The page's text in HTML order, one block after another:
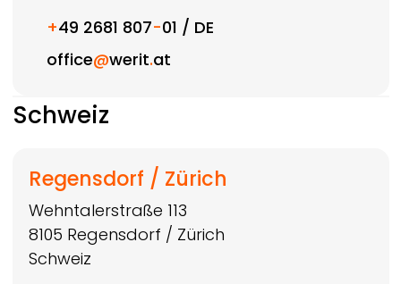
+49 2681 807-01 / DE
office@werit.at
Schweiz
Regensdorf / Zürich
Wehntalerstraße 113
8105 Regensdorf / Zürich
Schweiz